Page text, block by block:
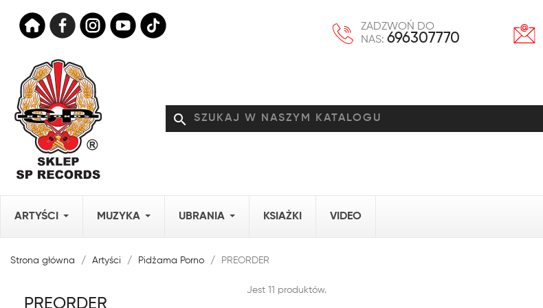
ZADZWOŃ DO
NAS: 696307770
search
ARTYŚCI MUZYKA UBRANIA KSIAŻKI VIDEO
Strona główna Artyści Pidżama Porno PREORDER
PREORDER
Jest 11 produktów.